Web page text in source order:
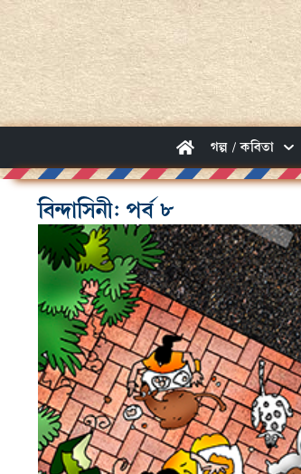
গল্প / কবিতা
বিন্দাসিনী: পর্ব ৮